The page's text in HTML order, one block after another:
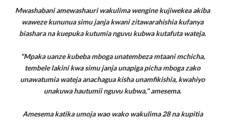
Mwashabani amewashauri wakulima wengine kujiwekea akiba
waweze kununua simu janja kwani zitawarahishia kufanya
biashara na kuepuka kutumia nguvu kubwa kutafuta wateja.
"Mpaka uanze kubeba mboga unatembeza mtaani mchicha,
tembele lakini kwa simu janja unapiga picha mboga zako
unawatumia wateja anachagua kisha unamfikishia, kwahiyo
unakuwa hautumii nguvu kubwa," amesema.
Amesema katika umoja wao wako wakulima 28 na kupitia